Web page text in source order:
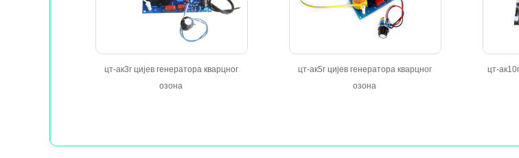
цт-ак3г цијев генератора кварцног
озона
цт-ак5г цијев генератора кварцног
озона
цт-